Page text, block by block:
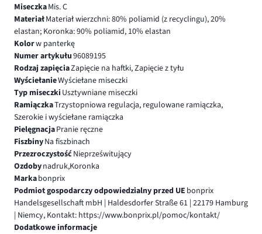
MiseczkaMis. C
MateriałMateriał wierzchni: 80% poliamid (z recyclingu), 20%
elastan; Koronka: 90% poliamid, 10% elastan
Kolorw panterkę
Numer artykułu96089195
Rodzaj zapięciaZapięcie na haftki, Zapięcie z tyłu
WyściełanieWyściełane miseczki
Typ miseczki Usztywniane miseczki
RamiączkaTrzystopniowa regulacja, regulowane ramiączka,
Szerokie i wyściełane ramiączka
PielęgnacjaPranie ręczne
FiszbinyNa fiszbinach
PrzezroczystośćNieprześwitujący
Ozdobynadruk,Koronka
Markabonprix
Podmiot gospodarczy odpowiedzialny przed UE bonprix
Handelsgesellschaft mbH | Haldesdorfer Straße 61 | 22179 Hamburg
| Niemcy, Kontakt: https://www.bonprix.pl/pomoc/kontakt/
Dodatkowe informacje